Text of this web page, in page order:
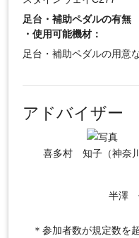
足台・補助ペダルの有無
・使用可能機材：
足台・補助ペダルの用意
アドバイザー
喜多村 知子（神奈川
半澤
＊参加者数が規定数を